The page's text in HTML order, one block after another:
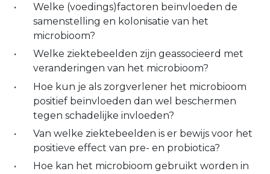
Welke (voedings)factoren beïnvloeden de
samenstelling en kolonisatie van het
microbioom?
Welke ziektebeelden zijn geassocieerd met
veranderingen van het microbioom?
Hoe kun je als zorgverlener het microbioom
positief beïnvloeden dan wel beschermen
tegen schadelijke invloeden?
Van welke ziektebeelden is er bewijs voor het
positieve effect van pre- en probiotica?
Hoe kan het microbioom gebruikt worden in